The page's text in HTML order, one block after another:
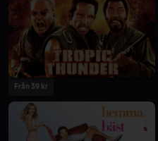
Från 39 kr